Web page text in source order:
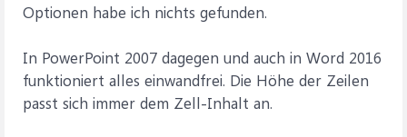
Optionen habe ich nichts gefunden.
In PowerPoint 2007 dagegen und auch in Word 2016
funktioniert alles einwandfrei. Die Höhe der Zeilen
passt sich immer dem Zell-Inhalt an.